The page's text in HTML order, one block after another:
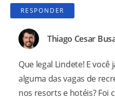
RESPONDER
Thiago Cesar
Que legal Lindete! E
alguma das vagas de
nos resorts e hotéis? Foi